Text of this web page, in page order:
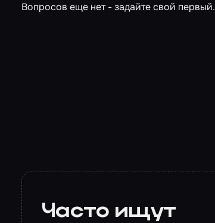
Вопросов еще нет - задайте свой первый.
Часто ищут